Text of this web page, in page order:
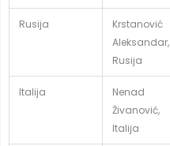
Rusija
Krstanović
Aleksandar,
Rusija
Italija
Nenad
Živanović,
Italija